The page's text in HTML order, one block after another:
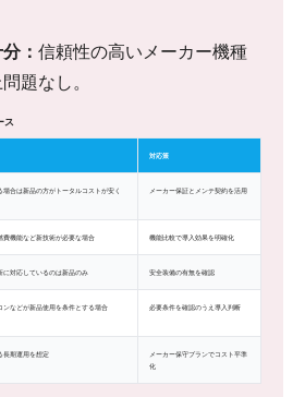
： 信頼性の高いメーカー機種
題なし。
ス
対応策
場合は新品の方がトータルコストが安く
メーカー保証とメンテ契約を活用
費機能など新技術が必要な場合 機能比較で導入効果を明確化
に対応しているのは新品のみ 安全装備の有無を確認
ンなどが新品使用を条件とする場合 必要条件を確認のうえ導入判断
長期運用を想定
メーカー保守プランでコスト平準
化